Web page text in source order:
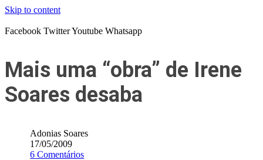
Skip to content
Facebook TwitterYoutube Whatsapp
Mais uma “obra” de Irene
Soares desaba
Adonias Soares
17/05/2009
6 Comentários